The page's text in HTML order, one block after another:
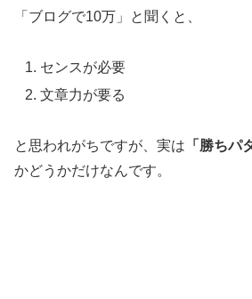
「ブログで10万」と聞くと、
センスが必要
文章力が要る
と思われがちですが、実は 「勝ちパ
かどうかだけなんです。